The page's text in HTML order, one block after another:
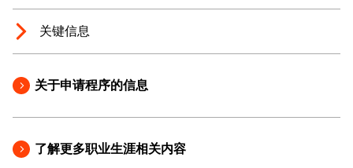
关键信息
关于申请程序的信息
了解更多职业生涯相关内容